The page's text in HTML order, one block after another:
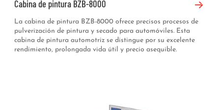
Cabina de pintura BZB-8000
La cabina de pintura BZB-8000 ofrece precisos procesos de
pulverización de pintura y secado para automóviles. Esta
cabina de pintura automotriz se distingue por su excelente
rendimiento, prolongada vida útil y precio asequible.